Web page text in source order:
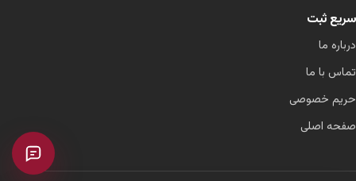
سریع ثبت
درباره ما
تماس با ما
حریم خصوصی
صفحه اصلی